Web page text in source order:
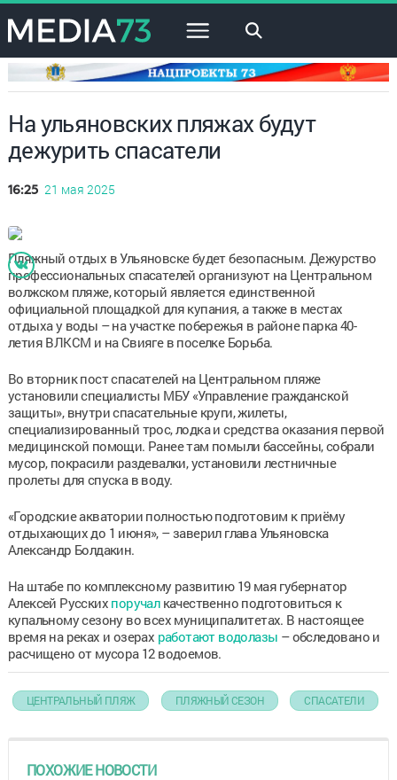
×
На ульяновских пляжах будут
дежурить спасатели
16:25 21 мая 2025
Пляжный отдых в Ульяновске будет безопасным. Дежурство
профессиональных спасателей организуют на Центральном
волжском пляже, который является единственной
официальной площадкой для купания, а также в местах
отдыха у воды – на участке побережья в районе парка 40-
летия ВЛКСМ и на Свияге в поселке Борьба.
Во вторник пост спасателей на Центральном пляже
установили специалисты МБУ «Управление гражданской
защиты», внутри спасательные круги, жилеты,
специализированный трос, лодка и средства оказания первой
медицинской помощи. Ранее там помыли бассейны, собрали
мусор, покрасили раздевалки, установили лестничные
пролеты для спуска в воду.
«Городские акватории полностью подготовим к приёму
отдыхающих до 1 июня», – заверил глава Ульяновска
Александр Болдакин.
На штабе по комплексному развитию 19 мая губернатор
Алексей Русских поручалкачественно подготовиться к
купальному сезону во всех муниципалитетах. В настоящее
время на реках и озерах работают водолазы – обследовано и
расчищено от мусора 12 водоемов.
ЦЕНТРАЛЬНЫЙ ПЛЯЖ ПЛЯЖНЫЙ СЕЗОН СПАСАТЕЛИ
ПОХОЖИЕ НОВОСТИ